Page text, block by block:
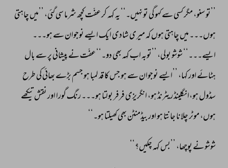
’’تو سنو، مگر کسی سے کہو گی تو نہیں۔‘‘ یہ کہہ کر عفّت کچھ شرما سی گئی، ’’میں چاہتی
ہوں۔۔۔ میں چاہتی ہوں کہ میری شادی ایک ایسے نوجوان سے ہو۔۔۔
ایسے۔۔۔‘‘ شوشو بولی، ’’توبہ اب کہہ بھی دو۔‘‘ عفّت نے پیشانی پر سے بال
ہٹائے اور کہا، ’’ایسے نوجوان سے ہو جس کا قد لمبا ہو جسم بڑے بھائی کی طرح
سڈول ہو،انگلینڈ ریٹرنڈ ہو، انگریزی فرفر بولتا ہو۔۔۔ رنگ گورا اور نقش تیکھے
ہوں، موٹر چلانا جانتا ہو اور بیڈمنٹن بھی کھیلتا ہو۔‘‘
شوشو نے پوچھا، ’’بس کہہ چکیں؟‘‘